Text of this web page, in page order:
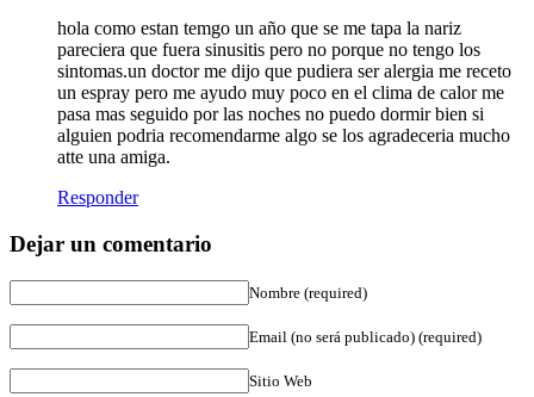
hola como estan temgo un año que se me tapa la nariz
pareciera que fuera sinusitis pero no porque no tengo los
sintomas.un doctor me dijo que pudiera ser alergia me receto
un espray pero me ayudo muy poco en el clima de calor me
pasa mas seguido por las noches no puedo dormir bien si
alguien podria recomendarme algo se los agradeceria mucho
atte una amiga.
Responder
Dejar un comentario
Nombre (required)
Email (no será publicado) (required)
Sitio Web